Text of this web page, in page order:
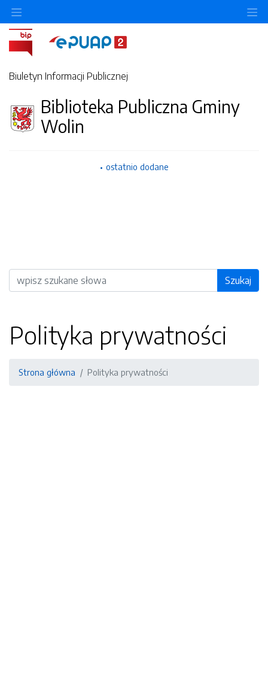
Biuletyn Informacji Publicznej
Biblioteka Publiczna Gminy
Wolin
ostatnio dodane
Wyszukiwarka Szukaj
Polityka prywatności
Strona główna Polityka prywatności